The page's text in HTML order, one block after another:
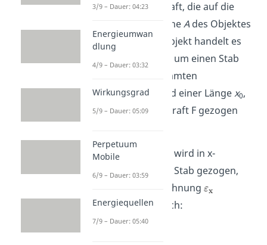
Dabei istFdie Kraft, die auf die
QuerschnittsflächeAdes Objektes
wirkt. Bei dem Objekt handelt es
sich zum Beispiel um einen Stab
mit einem bestimmten
Durchmesser und einer Längex0,
an dem mit der Kraft F gezogen
Angenommen es wird in x-
Richtung an dem Stab gezogen,
dann wird die Dehnung
beschrieben durch:
3/9 – Dauer: 04:23
Energieumwan
dlung
4/9 – Dauer: 03:32
Wirkungsgrad
5/9 – Dauer: 05:09
Perpetuum
Mobile
6/9 – Dauer: 03:59
Energiequellen
7/9 – Dauer: 05:40